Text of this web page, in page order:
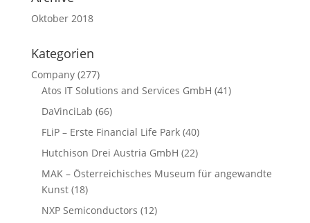
Oktober 2018
Kategorien
Company(277)
Atos IT Solutions and Services GmbH (41)
DaVinciLab (66)
FLiP – Erste Financial Life Park(40)
Hutchison Drei Austria GmbH (22)
MAK – Österreichisches Museum für angewandte
Kunst(18)
NXP Semiconductors (12)